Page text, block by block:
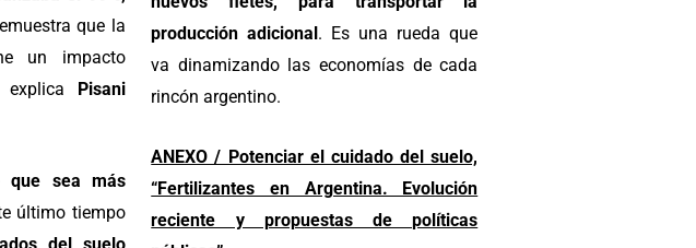
que la
un impacto
explica
Pisani
que sea más
último tiempo
producción adicional . Es una rueda que
va dinamizando las economías de cada
rincón argentino.
ANEXO / Potenciar el cuidado del suelo,
“Fertilizantes en Argentina. Evolución
reciente y propuestas de políticas